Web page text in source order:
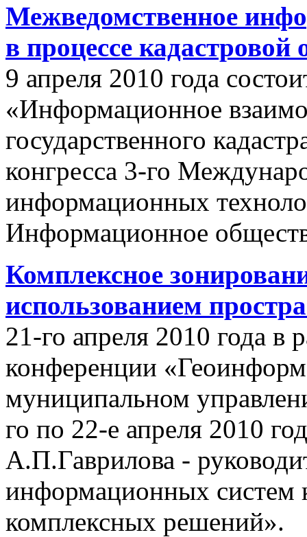
Межведомственное
в процессе
9 апреля 2010 года
«Информационное
государственного
конгресса 3-го
информационных
Информационное
Комплексное
использованием
21-го апреля 2010 года в
конференции
муниципальном
го по 22-е апреля 2010
А.П.Гаврилова -
информационных систем
комплексных решений».